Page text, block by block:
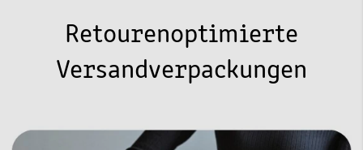
Retourenoptimierte
Versandverpackungen